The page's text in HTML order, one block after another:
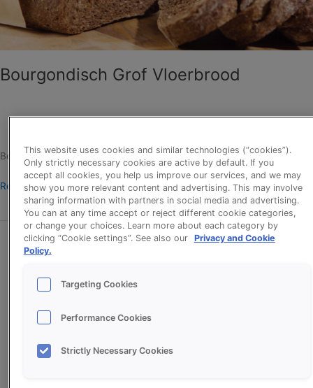
Bourgondisch Grof Vloerbrood
Bekijk het recept voor Bourgondisch Grof Vloerbrood.
Read More »
Search
Recent Posts
This website uses cookies and similar technologies (“cookies”).
Only strictly necessary cookies are active by default. If you
accept all cookies, you help us improve our services, and we may
show you more relevant content and advertising. This may involve
sharing information with partners in social media and advertising.
You can at any time accept or reject different cookie categories,
or change your choices. Learn more about each category by
clicking “Cookie settings”. See also our Privacy and Cookie
Policy.
Targeting Cookies
Performance Cookies
Strictly Necessary Cookies